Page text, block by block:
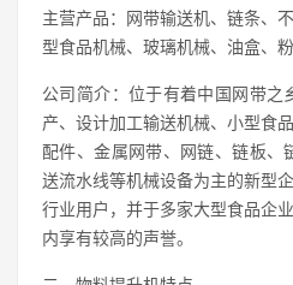
主营产品：网带输送机、链条、
型食品机械、玻璃机械、油盒、
公司简介：位于有着中国网带之
产、设计加工输送机械、小型食
配件、金属网带、网链、链板、
送流水线等机械设备为主的新型
行业用户，并于多家大型食品企
内享有较高的声誉。